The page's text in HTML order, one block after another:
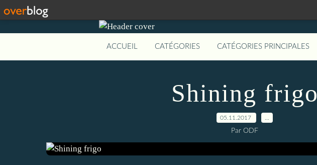
ACCUEIL CATÉGORIES CATÉGORIES PRINCIPALES
Shining frigo
05.11.2017
Par ODF